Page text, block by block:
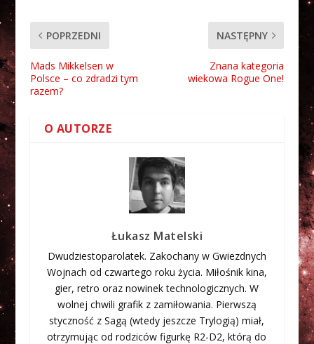
POPRZEDNI
Mads Mikkelsen w
Polsce – co zdradzi tym
razem?
NASTĘPNY
Znana kategoria
wiekowa Rogue One!
O AUTORZE
Łukasz Matelski
Dwudziestoparolatek. Zakochany w Gwiezdnych
Wojnach od czwartego roku życia. Miłośnik kina,
gier, retro oraz nowinek technologicznych. W
wolnej chwili grafik z zamiłowania. Pierwszą
styczność z Sagą (wtedy jeszcze Trylogią) miał,
otrzymując od rodziców figurkę R2-D2, którą do